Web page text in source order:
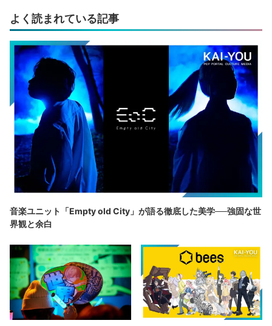
よく読まれている記事
音楽ユニット「Empty old City」が語る徹底した美学──強固な世
界観と余白